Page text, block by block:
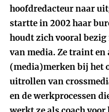
hoofdredacteur naar
startte in 2002 haar
houdt zich vooral
van media. Ze traint en
(media)merken bij het
uitrollen van
en de werkprocessen